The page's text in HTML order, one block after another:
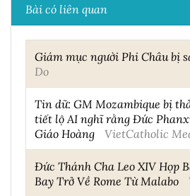
Bài có liên quan
Giám mục người Phi Châu bị
Do
Tin dữ: GM Mozambique bị
tiết lộ AI nghĩ rằng Đức
Giáo Hoàng
VietCatholic
Đức Thánh Cha Leo XIV Họp
Bay Trở Về Rome Từ Malabo